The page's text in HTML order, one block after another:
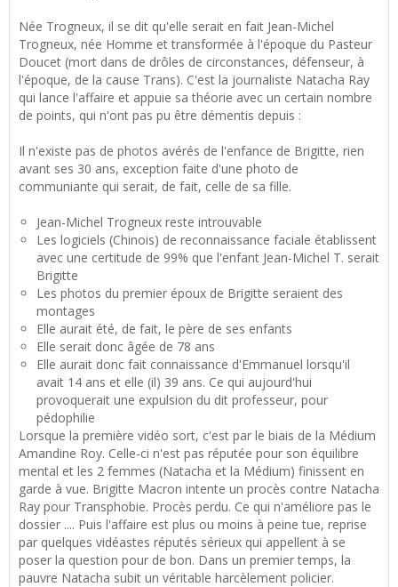
Née Trogneux, il se dit qu'elle serait en fait Jean-Michel
Trogneux, née Homme et transformée à l'époque du Pasteur
Doucet (mort dans de drôles de circonstances, défenseur, à
l'époque, de la cause Trans). C'est la journaliste Natacha Ray
qui lance l'affaire et appuie sa théorie avec un certain nombre
de points, qui n'ont pas pu être démentis depuis :
Il n'existe pas de photos avérés de l'enfance de Brigitte, rien
avant ses 30 ans, exception faite d'une photo de
communiante qui serait, de fait, celle de sa fille.
Jean-Michel Trogneux reste introuvable
Les logiciels (Chinois) de reconnaissance faciale établissent
avec une certitude de 99% que l'enfant Jean-Michel T. serait
Brigitte
Les photos du premier époux de Brigitte seraient des
montages
Elle aurait été, de fait, le père de ses enfants
Elle serait donc âgée de 78 ans
Elle aurait donc fait connaissance d'Emmanuel lorsqu'il
avait 14 ans et elle (il) 39 ans. Ce qui aujourd'hui
provoquerait une expulsion du dit professeur, pour
pédophilie
Lorsque la première vidéo sort, c'est par le biais de la Médium
Amandine Roy. Celle-ci n'est pas réputée pour son équilibre
mental et les 2 femmes (Natacha et la Médium) finissent en
garde à vue. Brigitte Macron intente un procès contre Natacha
Ray pour Transphobie. Procès perdu. Ce qui n'améliore pas le
dossier .... Puis l'affaire est plus ou moins à peine tue, reprise
par quelques vidéastes réputés sérieux qui appellent à se
poser la question pour de bon. Dans un premier temps, la
pauvre Natacha subit un véritable harcèlement policier.